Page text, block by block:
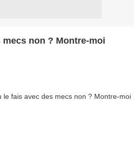
non ? Montre-moi